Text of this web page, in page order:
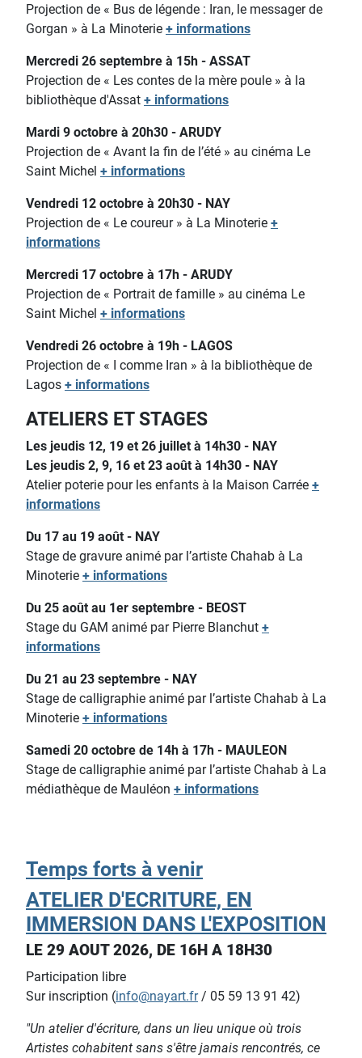
Projection de « Bus de légende : Iran, le messager de
Gorgan » à La Minoterie + informations
Mercredi 26 septembre à 15h - ASSAT
Projection de « Les contes de la mère poule » à la
bibliothèque d'Assat + informations
Mardi 9 octobre à 20h30 - ARUDY
Projection de « Avant la fin de l’été » au cinéma Le
Saint Michel + informations
Vendredi 12 octobre à 20h30 - NAY
Projection de « Le coureur » à La Minoterie +
informations
Mercredi 17 octobre à 17h - ARUDY
Projection de « Portrait de famille » au cinéma Le
Saint Michel + informations
Vendredi 26 octobre à 19h - LAGOS
Projection de « I comme Iran » à la bibliothèque de
Lagos + informations
ATELIERS ET STAGES
Les jeudis 12, 19 et 26 juillet à 14h30 - NAY
Les jeudis 2, 9, 16 et 23 août à 14h30 - NAY
Atelier poterie pour les enfants à la Maison Carrée +
informations
Du 17 au 19 août - NAY
Stage de gravure animé par l’artiste Chahab à La
Minoterie + informations
Du 25 août au 1er septembre - BEOST
Stage du GAM animé par Pierre Blanchut +
informations
Du 21 au 23 septembre - NAY
Stage de calligraphie animé par l’artiste Chahab à La
Minoterie + informations
Samedi 20 octobre de 14h à 17h - MAULEON
Stage de calligraphie animé par l’artiste Chahab à La
médiathèque de Mauléon + informations
Temps forts à venir
ATELIER D'ECRITURE, EN
IMMERSION DANS L'EXPOSITION
LE 29 AOUT 2026, DE 16H A 18H30
Participation libre
Sur inscription (info@nayart.fr/ 05 59 13 91 42)
"Un atelier d'écriture, dans un lieu unique où trois
Artistes cohabitent sans s'être jamais rencontrés, ce